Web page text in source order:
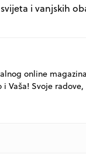
i vanjskih
online
Vaša! Svoje